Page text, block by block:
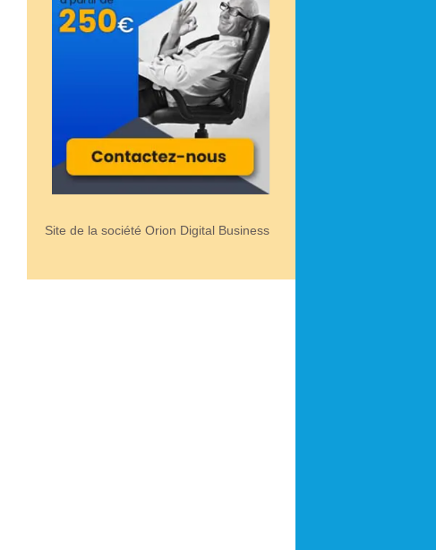
Site de la société Orion Digital Business